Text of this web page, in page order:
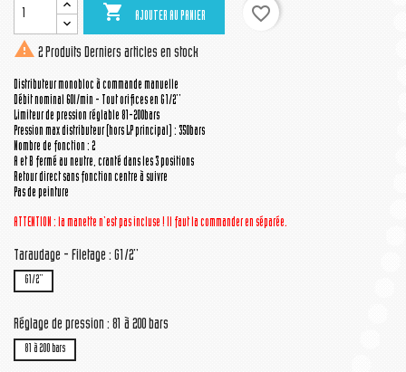
 AJOUTER AU PANIER
favorite_border
 2 Produits Derniers articles en stock
Distributeur monobloc à commande manuelle
Débit nominal 60l/min - Tout orifices en G1/2''
Limiteur de pression réglable 81-200bars
Pression max distributeur (hors LP principal) : 350bars
Nombre de fonction : 2
A et B fermé au neutre, cranté dans les 3 positions
Retour direct sans fonction centre à suivre
Pas de peinture
ATTENTION : la manette n'est pas incluse ! Il faut la commander en séparée.
Taraudage - Filetage : G1/2''
G1/2''
Réglage de pression : 81 à 200 bars
81 à 200 bars